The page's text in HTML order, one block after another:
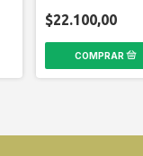
$22.100,00